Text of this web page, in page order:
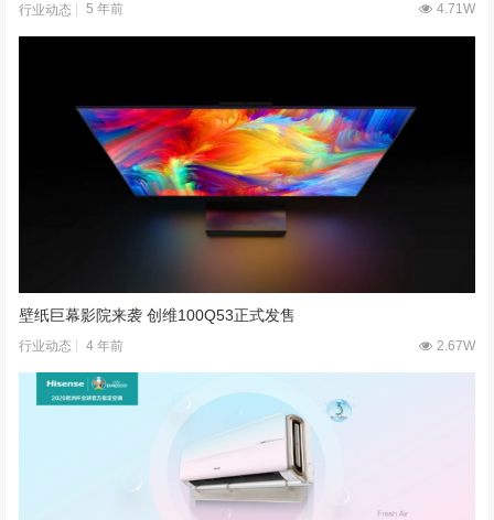
行业动态 5 年前 4.71W
壁纸巨幕影院来袭 创维100Q53正式发售
行业动态 4 年前 2.67W